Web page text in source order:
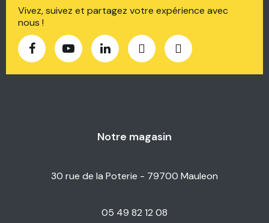
Vivez, suivez et partagez votre expérience avec
nous !
Notre magasin
30 rue de la Poterie - 79700 Mauleon
05 49 82 12 08